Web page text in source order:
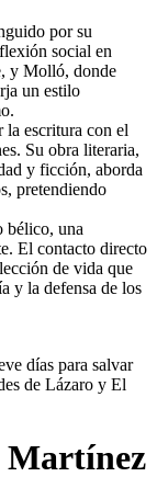
por su
social en
y Molló, donde
un estilo
la escritura con el
Su obra literaria,
y ficción, aborda
pretendiendo
bélico, una
El contacto directo
de vida que
y la defensa de los
días para salvar
de Lázaro y El
Martínez